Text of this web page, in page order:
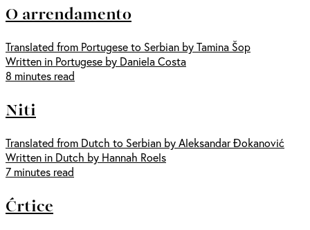
O arrendamento
Translated from Portugese to Serbian by Tamina Šop
Written in Portugese by Daniela Costa
8 minutes read
Niti
Translated from Dutch to Serbian by Aleksandar Đokanović
Written in Dutch by Hannah Roels
7 minutes read
Ćrtice